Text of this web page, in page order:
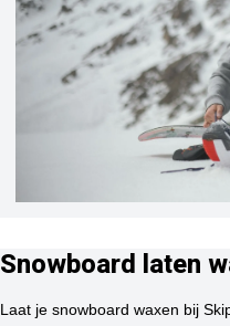
Snowboard laten
Laat je snowboard waxen bij